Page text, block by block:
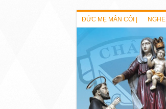
ĐỨC MẸ MÂN CÔI |